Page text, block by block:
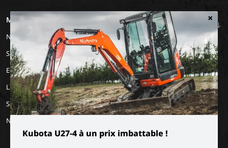
×
Kubota U27-4 à un prix imbattable !
MACHINERY
Nos marques
Special Applications
Eco Applications
LX Used Equipment
Sociétés de location
New old stock
EMPLOIS
Travailler chez Luyckx
Stage/emploi de
vacances
A PROPOS DE
NOUS
Notre vision
Notre mission
L'histoire